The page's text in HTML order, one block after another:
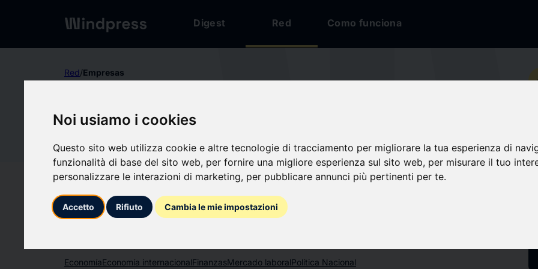
Noi usiamo i cookies
Questo sito web utilizza cookie e altre tecnologie di tracciamento per migliorare la tua esperienza di
funzionalità di base del sito web, per fornire una migliore esperienza sul sito web, per misurare il tuo
personalizzare le interazioni di marketing, per pubblicare annunci più pertinenti per te.
Accetto Rifiuto Cambia le mie impostazioni
Digest Red Como funciona
Red/Empresas
NI
Empresas
NITID
favorite Seguir actualizaciones
EconomíaEconomía internacionalFinanzasMercado laboralPolítica Nacional